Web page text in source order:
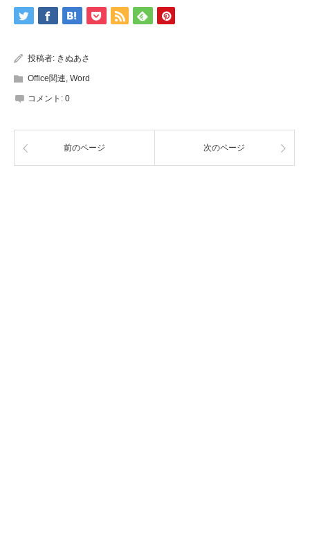
投稿者: きぬあさ
Office関連, Word
コメント: 0
前のページ 次のページ